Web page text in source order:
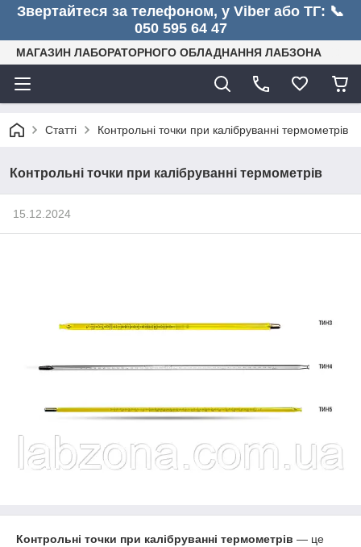
Звертайтеся за телефоном, у Viber або ТГ: 📞
050 595 64 47
МАГАЗИН ЛАБОРАТОРНОГО ОБЛАДНАННЯ ЛАБЗОНА
Статті Контрольні точки при калібруванні термометрів
Контрольні точки при калібруванні термометрів
15.12.2024
Контрольні точки при калібруванні термометрів — це